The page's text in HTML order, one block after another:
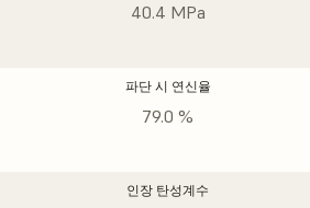
40.4 MPa
파단 시 연신율
79.0 %
인장 탄성계수